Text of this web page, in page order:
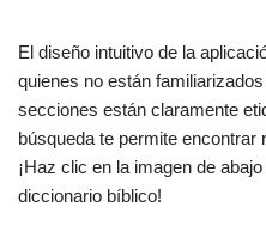
El diseño intuitivo de la
quienes no están
secciones están claramente
búsqueda te permite encontrar
¡Haz clic en la imagen de
diccionario bíblico!